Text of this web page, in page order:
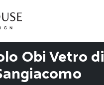
Obi Vetro di